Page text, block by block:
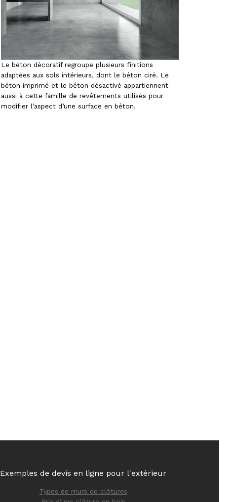
Le béton décoratif regroupe plusieurs finitions
adaptées aux sols intérieurs, dont le béton ciré. Le
béton imprimé et le béton désactivé appartiennent
aussi à cette famille de revêtements utilisés pour
modifier l’aspect d’une surface en béton.
Exemples de devis en ligne pour l'extérieur
Types de murs de clôtures